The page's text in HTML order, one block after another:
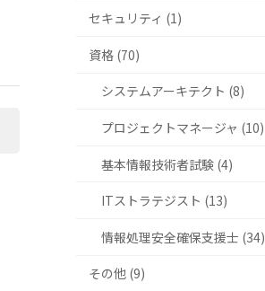
セキュリティ (1)
資格 (70)
システムアーキテクト (8)
プロジェクトマネージャ (10)
基本情報技術者試験 (4)
ITストラテジスト (13)
情報処理安全確保支援士 (34)
その他 (9)